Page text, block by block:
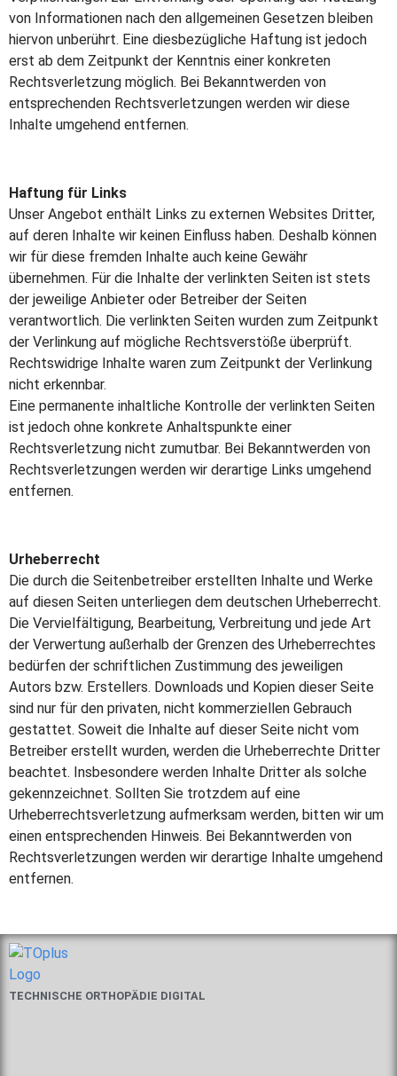
von Informationen nach den allgemeinen Gesetzen bleiben
hiervon unberührt. Eine diesbezügliche Haftung ist jedoch
erst ab dem Zeitpunkt der Kenntnis einer konkreten
Rechtsverletzung möglich. Bei Bekanntwerden von
entsprechenden Rechtsverletzungen werden wir diese
Inhalte umgehend entfernen.
Haftung für Links
Unser Angebot enthält Links zu externen Websites Dritter,
auf deren Inhalte wir keinen Einfluss haben. Deshalb können
wir für diese fremden Inhalte auch keine Gewähr
übernehmen. Für die Inhalte der verlinkten Seiten ist stets
der jeweilige Anbieter oder Betreiber der Seiten
verantwortlich. Die verlinkten Seiten wurden zum Zeitpunkt
der Verlinkung auf mögliche Rechtsverstöße überprüft.
Rechtswidrige Inhalte waren zum Zeitpunkt der Verlinkung
nicht erkennbar.
Eine permanente inhaltliche Kontrolle der verlinkten Seiten
ist jedoch ohne konkrete Anhaltspunkte einer
Rechtsverletzung nicht zumutbar. Bei Bekanntwerden von
Rechtsverletzungen werden wir derartige Links umgehend
entfernen.
Urheberrecht
Die durch die Seitenbetreiber erstellten Inhalte und Werke
auf diesen Seiten unterliegen dem deutschen Urheberrecht.
Die Vervielfältigung, Bearbeitung, Verbreitung und jede Art
der Verwertung außerhalb der Grenzen des Urheberrechtes
bedürfen der schriftlichen Zustimmung des jeweiligen
Autors bzw. Erstellers. Downloads und Kopien dieser Seite
sind nur für den privaten, nicht kommerziellen Gebrauch
gestattet. Soweit die Inhalte auf dieser Seite nicht vom
Betreiber erstellt wurden, werden die Urheberrechte Dritter
beachtet. Insbesondere werden Inhalte Dritter als solche
gekennzeichnet. Sollten Sie trotzdem auf eine
Urheberrechtsverletzung aufmerksam werden, bitten wir um
einen entsprechenden Hinweis. Bei Bekanntwerden von
Rechtsverletzungen werden wir derartige Inhalte umgehend
entfernen.
TECHNISCHE ORTHOPÄDIE DIGITAL